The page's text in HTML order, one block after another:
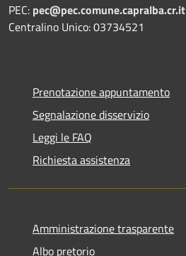
PEC: pec@pec.comune.capralba.cr.it
Centralino Unico: 03734521
Prenotazione appuntamento
Segnalazione disservizio
Leggi le FAQ
Richiesta assistenza
Amministrazione trasparente
Albo pretorio